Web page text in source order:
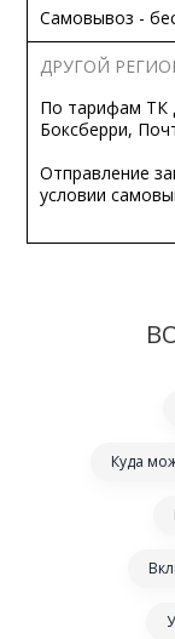
Самовывоз -
ДРУГОЙ
По тарифам ТК
Боксберри,
Отправление
условии
Куда